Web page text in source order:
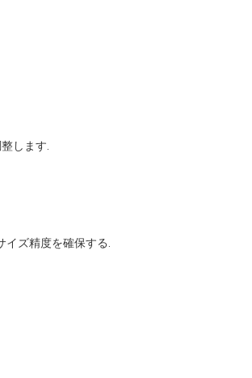
します.
イズ精度を確保する.